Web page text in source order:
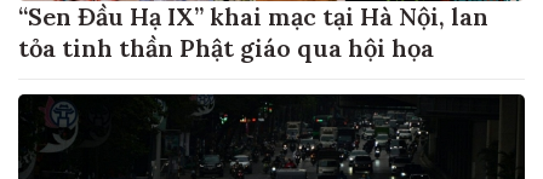
“Sen Đầu Hạ IX” khai mạc tại Hà Nội, lan
tỏa tinh thần Phật giáo qua hội họa